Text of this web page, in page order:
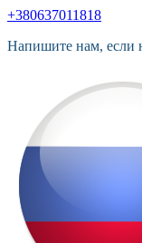
+380637011818
Напишите нам, если